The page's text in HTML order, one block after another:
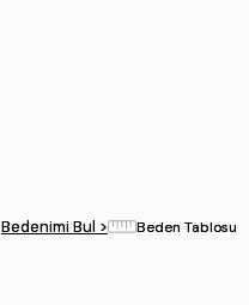
Bedenimi Bul > Beden Tablosu
Bedenimi Bul > Beden Tablosu